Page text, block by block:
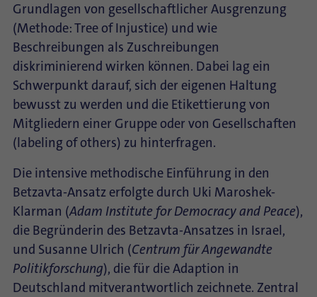
Grundlagen von gesellschaftlicher Ausgrenzung
(Methode: Tree of Injustice) und wie
Beschreibungen als Zuschreibungen
diskriminierend wirken können. Dabei lag ein
Schwerpunkt darauf, sich der eigenen Haltung
bewusst zu werden und die Etikettierung von
Mitgliedern einer Gruppe oder von Gesellschaften
(labeling of others) zu hinterfragen.
Die intensive methodische Einführung in den
Betzavta-Ansatz erfolgte durch Uki Maroshek-
Klarman (Adam Institute for Democracy and Peace),
die Begründerin des Betzavta-Ansatzes in Israel,
und Susanne Ulrich (Centrum für Angewandte
Politikforschung), die für die Adaption in
Deutschland mitverantwortlich zeichnete. Zentral